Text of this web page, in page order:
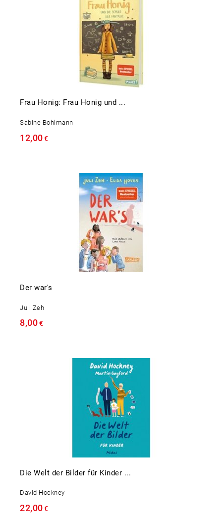
Frau Honig: Frau Honig und ...
Sabine Bohlmann
12,00€
Der war's
Juli Zeh
8,00€
Die Welt der Bilder für Kinder ...
David Hockney
22,00€